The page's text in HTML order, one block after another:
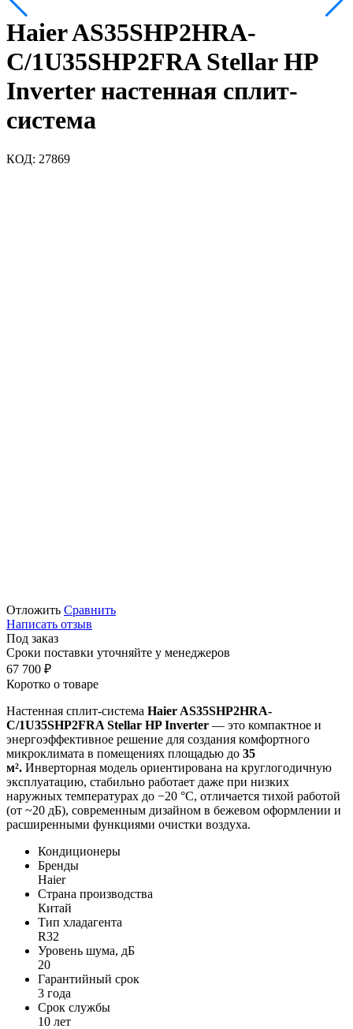
Haier AS35SHP2HRA-
C/1U35SHP2FRA Stellar HP
Inverter настенная сплит-
система
КОД: 27869
Отложить Сравнить
Написать отзыв
Под заказ
Сроки поставки уточняйте у менеджеров
67 700 ₽
Коротко о товаре
Настенная сплит-система Haier AS35SHP2HRA-
C/1U35SHP2FRA Stellar HP Inverter — это компактное и
энергоэффективное решение для создания комфортного
микроклимата в помещениях площадью до 35
м². Инверторная модель ориентирована на круглогодичную
эксплуатацию, стабильно работает даже при низких
наружных температурах до −20 °C, отличается тихой работой
(от ~20 дБ), современным дизайном в бежевом оформлении и
расширенными функциями очистки воздуха.
Кондиционеры
Бренды
Haier
Страна производства
Китай
Тип хладагента
R32
Уровень шума, дБ
20
Гарантийный срок
3 года
Срок службы
10 лет